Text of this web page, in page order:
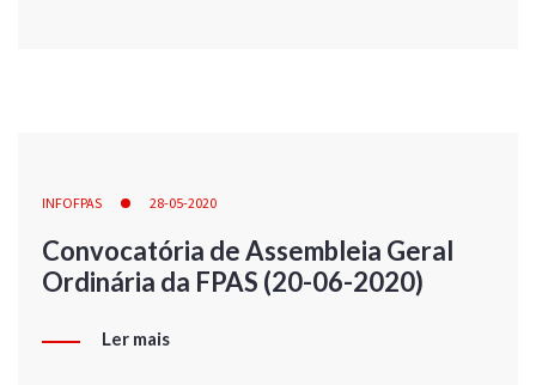
INFOFPAS 28-05-2020
Convocatória de Assembleia Geral
Ordinária da FPAS (20-06-2020)
Ler mais